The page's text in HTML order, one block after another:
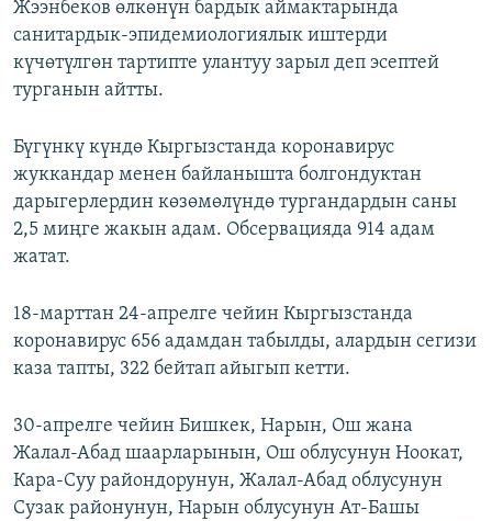
Жээнбеков өлкөнүн бардык аймактарында
санитардык-эпидемиологиялык иштерди
күчөтүлгөн тартипте улантуу зарыл деп эсептей
турганын айтты.
Бүгүнкү күндө Кыргызстанда коронавирус
жуккандар менен байланышта болгондуктан
дарыгерлердин көзөмөлүндө тургандардын саны
2,5 миңге жакын адам. Обсервацияда 914 адам
жатат.
18-марттан 24-апрелге чейин Кыргызстанда
коронавирус 656 адамдан табылды, алардын сегизи
каза тапты, 322 бейтап айыгып кетти.
30-апрелге чейин Бишкек, Нарын, Ош жана
Жалал-Абад шаарларынын, Ош облусунун Ноокат,
Кара-Суу райондорунун, Жалал-Абад облусунун
Сузак районунун, Нарын облусунун Ат-Башы